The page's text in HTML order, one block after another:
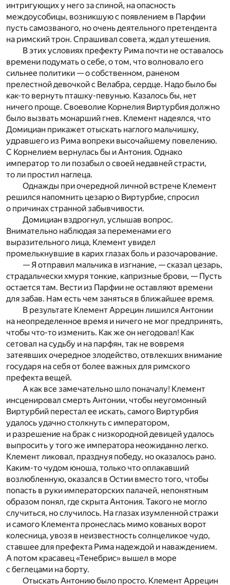
интригующих у него за спиной, на опасность
междоусобицы, возникшую с появлением в Парфии
пусть самозваного, но очень деятельного претендента
на римский трон. Спрашивал совета, ждал утешения.
В этих условиях префекту Рима почти не оставалось
времени подумать о себе, о том, что волновало его
сильнее политики — о собственном, раненом
прелестной девочкой с Велабра, сердце. Надо было бы
как-то вернуть пташку-певунью. Казалось бы, нет
ничего проще. Своеволие Корнелия Виртурбия должно
было вызвать монарший гнев. Клемент надеялся, что
Домициан прикажет отыскать наглого мальчишку,
удравшего из Рима вопреки высочайшему повелению.
С Корнелием вернулась бы и Антония. Однако
император то ли позабыл о своей недавней страсти,
то ли простил наглеца.
Однажды при очередной личной встрече Клемент
решился напомнить цезарю о Виртурбие, спросил
о причинах странной забывчивости.
Домициан вздрогнул, услышав вопрос.
Внимательно наблюдая за переменами его
выразительного лица, Клемент увидел
промелькнувшие в карих глазах боль и разочарование.
— Я отправил мальчика в изгнание, — сказал цезарь,
страдальчески хмуря тонкие, капризные брови, — Пусть
остается там. Вести из Парфии не оставляют времени
для забав. Нам есть чем заняться в ближайшее время.
В результате Клемент Аррецин лишился Антонии
на неопределенное время и ничего не мог предпринять,
чтобы что-то изменить. Как же он негодовал! Как
сетовал на судьбу и на парфян, так не вовремя
затеявших очередное злодейство, отвлекших внимание
государя на себя от более важных для римского
префекта вещей.
А как все замечательно шло поначалу! Клемент
инсценировал смерть Антонии, чтобы неугомонный
Виртурбий перестал ее искать, самого Виртурбия
удалось удачно столкнуть с императором,
и разрешение на брак с низкородной девицей удалось
выпросить у того же императора неожиданно легко.
Клемент ликовал, празднуя победу, но оказалось рано.
Каким-то чудом юноша, только что оплакавший
возлюбленную, оказался в Остии вместо того, чтобы
попасть в руки императорских палачей, непонятным
образом понял, где скрыта Антония. Такого не могло
случиться, но случилось. На глазах изумленной стражи
и самого Клемента пронеслась мимо кованых ворот
колесница, увозя в неизвестность солнцеликое чудо,
ставшее для префекта Рима надеждой и наваждением.
А потом красавец «Тенебрис» вышел в море
с беглецами на борту.
Отыскать Антонию было просто. Клемент Аррецин